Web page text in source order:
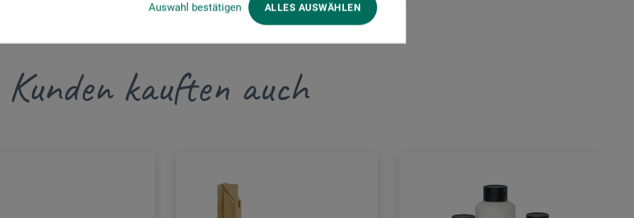
Auswahl bestätigen ALLES AUSWÄHLEN
Kunden kauften auch